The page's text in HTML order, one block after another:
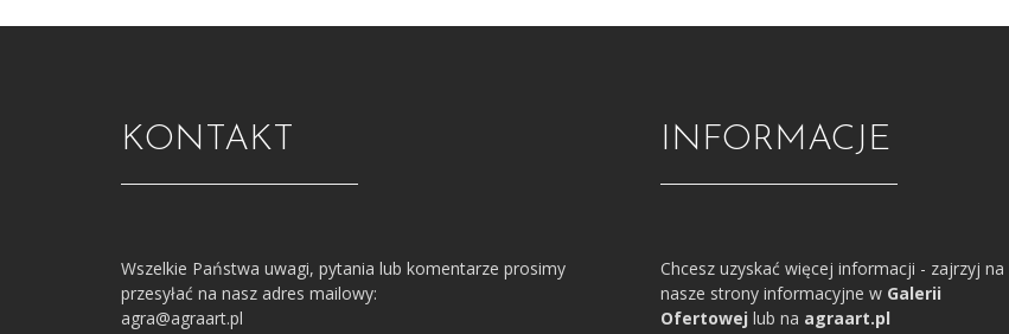
INFORMACJE
Chcesz uzyskać więcej informacji - zajrzyj na
nasze strony informacyjne w Galerii
Ofertowej lub na agraart.pl
KONTAKT
Wszelkie Państwa uwagi, pytania lub komentarze prosimy
przesyłać na nasz adres mailowy:
agra@agraart.pl